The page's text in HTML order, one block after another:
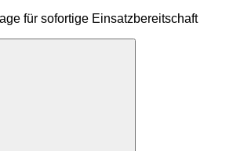
für sofortige Einsatzbereitschaft